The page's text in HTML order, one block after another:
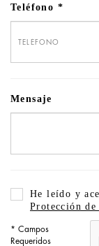
Teléfono
Mensaje
He leído y
Protección de
* Campos
Requeridos